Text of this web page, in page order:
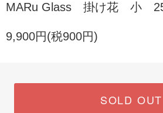
MARu Glass 掛け花 小
9,900円(税900円)
SOLD OUT